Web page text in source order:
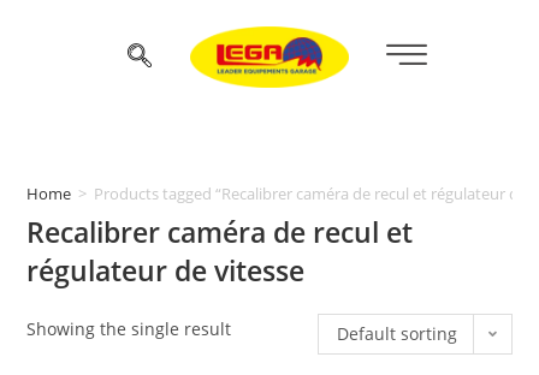
Home > Products tagged “Recalibrer caméra de recul et régulateur de
Recalibrer caméra de recul et
régulateur de vitesse
Showing the single result Default sorting